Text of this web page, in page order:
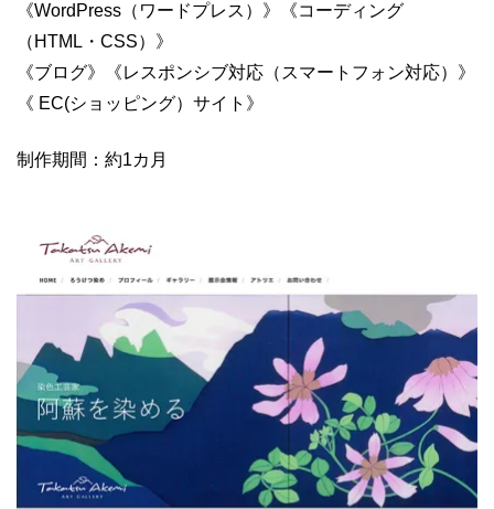
《WordPress（ワードプレス）》《コーディング
（HTML・CSS）》
《ブログ》《レスポンシブ対応（スマートフォン対応）》
《 EC(ショッピング）サイト》
制作期間：約1カ月